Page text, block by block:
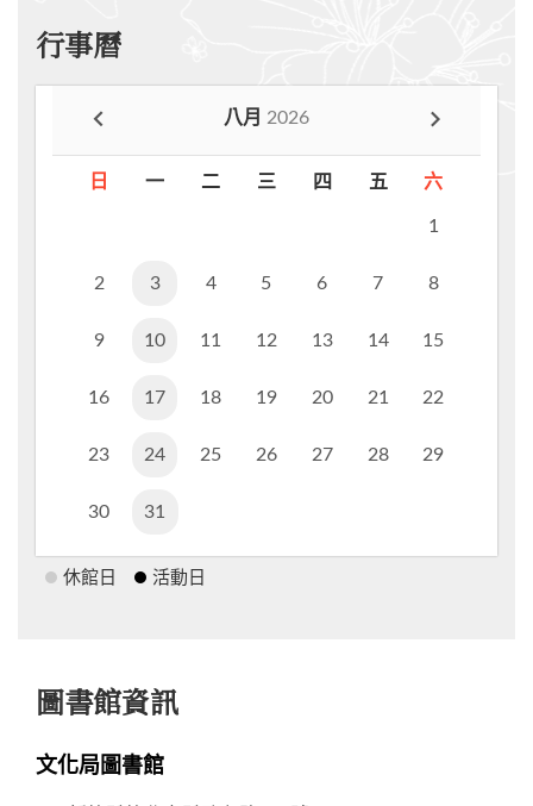
行事曆
八月 2026
日 一 二 三 四 五 六
1
2 3 4 5 6 7 8
9 10 11 12 13 14 15
16 17 18 19 20 21 22
23 24 25 26 27 28 29
30 31
休館日 活動日
圖書館資訊
文化局圖書館